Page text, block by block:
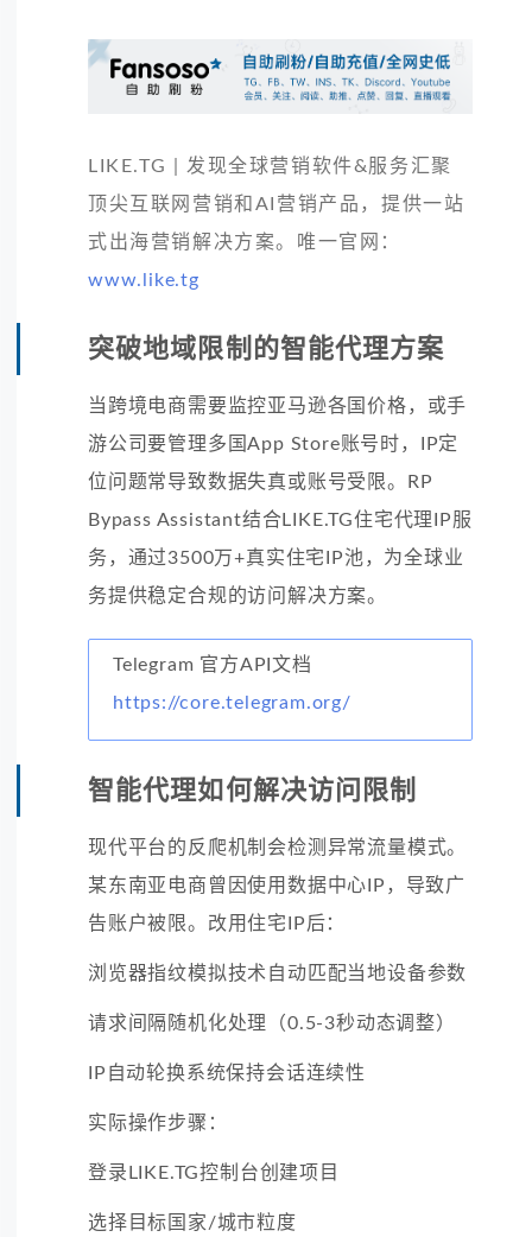
LIKE.TG | 发现全球营销软件&服务汇聚
顶尖互联网营销和AI营销产品，提供一站
式出海营销解决方案。唯一官网：
www.like.tg
突破地域限制的智能代理方案
当跨境电商需要监控亚马逊各国价格，或手
游公司要管理多国App Store账号时，IP定
位问题常导致数据失真或账号受限。RP
Bypass Assistant结合LIKE.TG住宅代理IP服
务，通过3500万+真实住宅IP池，为全球业
务提供稳定合规的访问解决方案。
Telegram 官方API文档
https://core.telegram.org/
智能代理如何解决访问限制
现代平台的反爬机制会检测异常流量模式。
某东南亚电商曾因使用数据中心IP，导致广
告账户被限。改用住宅IP后：
浏览器指纹模拟技术自动匹配当地设备参数
请求间隔随机化处理（0.5-3秒动态调整）
IP自动轮换系统保持会话连续性
实际操作步骤：
登录LIKE.TG控制台创建项目
选择目标国家/城市粒度